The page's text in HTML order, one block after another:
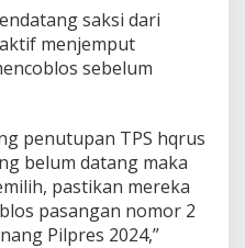
saksi dari
menjemput
sebelum
penutupan TPS hqrus
belum datang maka
pastikan mereka
pasangan nomor 2
Pilpres 2024,”